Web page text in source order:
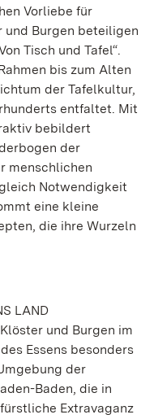
Vorliebe für
und Burgen beteiligen
Tisch und Tafel“.
bis zum Alten
der Tafelkultur,
entfaltet. Mit
bebildert
der
menschlichen
Notwendigkeit
eine kleine
die ihre Wurzeln
LAND
und Burgen im
Essens besonders
der
Baden, die in
Extravaganz